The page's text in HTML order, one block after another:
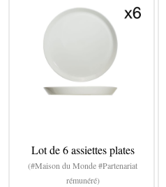
Lot de 6 assiettes plates
(#Maison du Monde #Partenariat
rémunéré)